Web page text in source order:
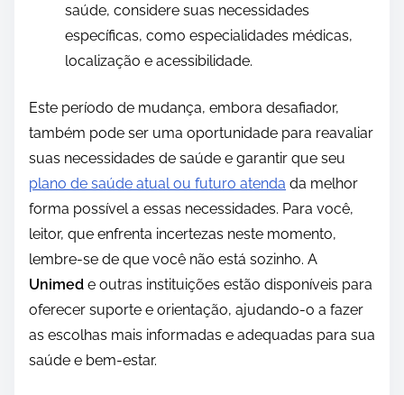
saúde, considere suas necessidades
específicas, como especialidades médicas,
localização e acessibilidade.
Este período de mudança, embora desafiador,
também pode ser uma oportunidade para reavaliar
suas necessidades de saúde e garantir que seu
plano de saúde atual ou futuro atenda da melhor
forma possível a essas necessidades. Para você,
leitor, que enfrenta incertezas neste momento,
lembre-se de que você não está sozinho. A
Unimed e outras instituições estão disponíveis para
oferecer suporte e orientação, ajudando-o a fazer
as escolhas mais informadas e adequadas para sua
saúde e bem-estar.